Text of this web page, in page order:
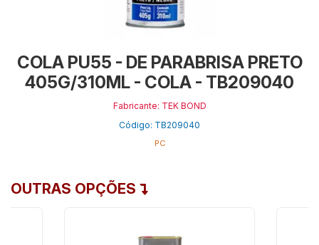
COLA PU55 - DE PARABRISA PRETO
405G/310ML - COLA - TB209040
Fabricante: TEK BOND
Código: TB209040
PC
OUTRAS OPÇÕES